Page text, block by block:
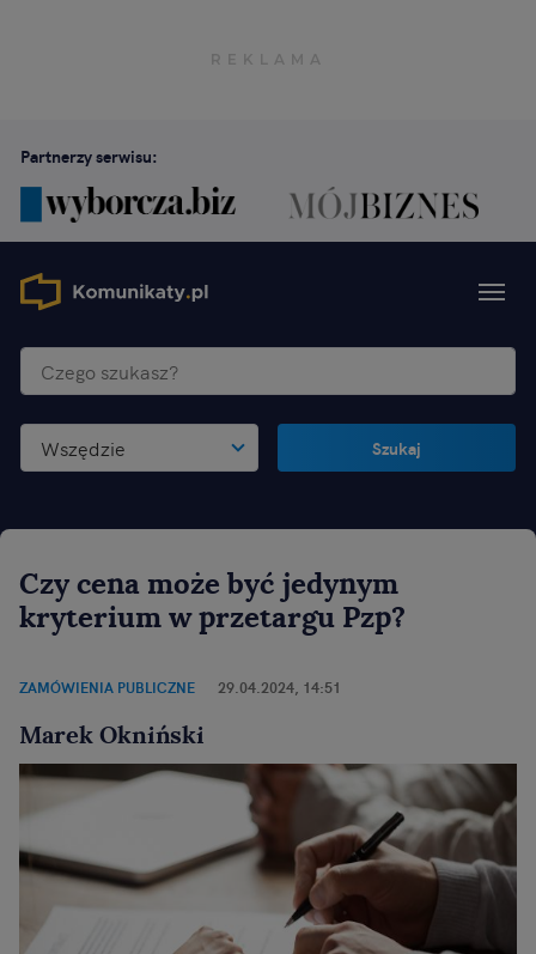
Partnerzy serwisu:
Wszędzie Szukaj
Czy cena może być jedynym
kryterium w przetargu Pzp?
ZAMÓWIENIA PUBLICZNE 29.04.2024, 14:51
Marek Okniński